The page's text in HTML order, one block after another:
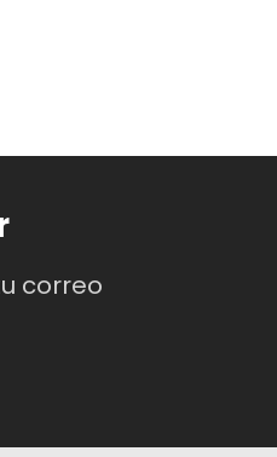
correo